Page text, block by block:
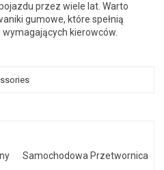
przez wiele lat. Warto
gumowe, które spełnią
kierowców.
Samochodowa Przetwornica